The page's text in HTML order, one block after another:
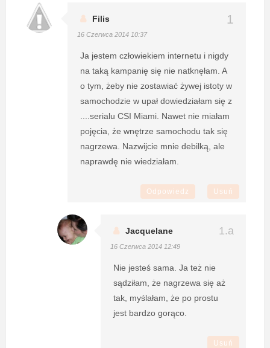
Filis
16 Czerwca 2014 10:37
Ja jestem człowiekiem internetu i nigdy
na taką kampanię się nie natknęłam. A
o tym, żeby nie zostawiać żywej istoty w
samochodzie w upał dowiedziałam się z
....serialu CSI Miami. Nawet nie miałam
pojęcia, że wnętrze samochodu tak się
nagrzewa. Nazwijcie mnie debilką, ale
naprawdę nie wiedziałam.
Odpowiedz Usuń
Jacquelane
16 Czerwca 2014 12:49
Nie jesteś sama. Ja też nie
sądziłam, że nagrzewa się aż
tak, myślałam, że po prostu
jest bardzo gorąco.
Usuń